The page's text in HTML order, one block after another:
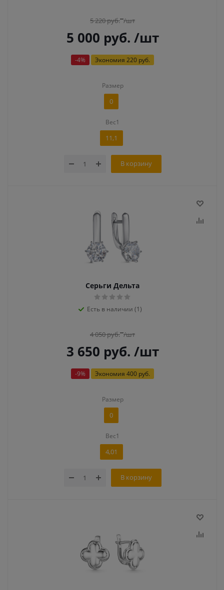
5 220руб. /шт
5 000 руб. /шт
-4% Экономия 220 руб.
Размер
0
Вес1
11,1
В корзину
Серьги Дельта
Есть в наличии (1)
4 050руб. /шт
3 650 руб. /шт
-9% Экономия 400 руб.
Размер
0
Вес1
4,01
В корзину